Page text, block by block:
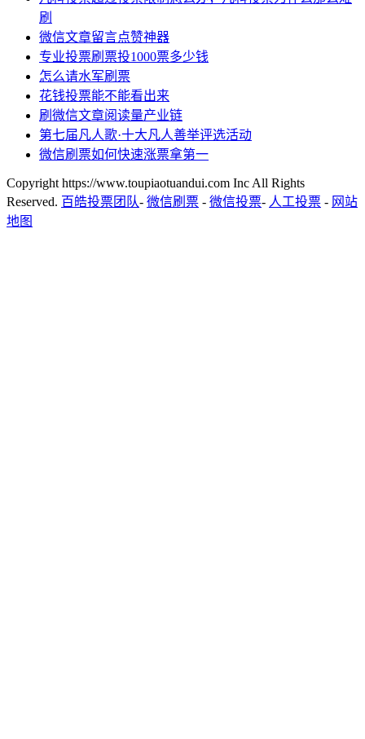
刷
微信文章留言点赞神器
专业投票刷票投1000票多少钱
怎么请水军刷票
花钱投票能不能看出来
刷微信文章阅读量产业链
第七届凡人歌·十大凡人善举评选活动
微信刷票如何快速涨票拿第一
Copyright https://www.toupiaotuandui.com Inc All Rights
Reserved. 百皓投票团队- 微信刷票 - 微信投票- 人工投票 - 网站
地图